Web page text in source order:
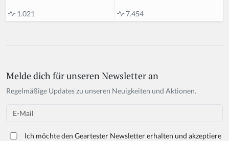
1.021 7.454
Melde dich für unseren Newsletter an
Regelmäßige Updates zu unseren Neuigkeiten und Aktionen.
Email
Ich möchte den Geartester Newsletter erhalten und akzeptiere